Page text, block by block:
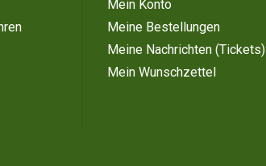
Mein Konto
Meine Bestellungen
Meine Nachrichten (Tickets)
Mein Wunschzettel